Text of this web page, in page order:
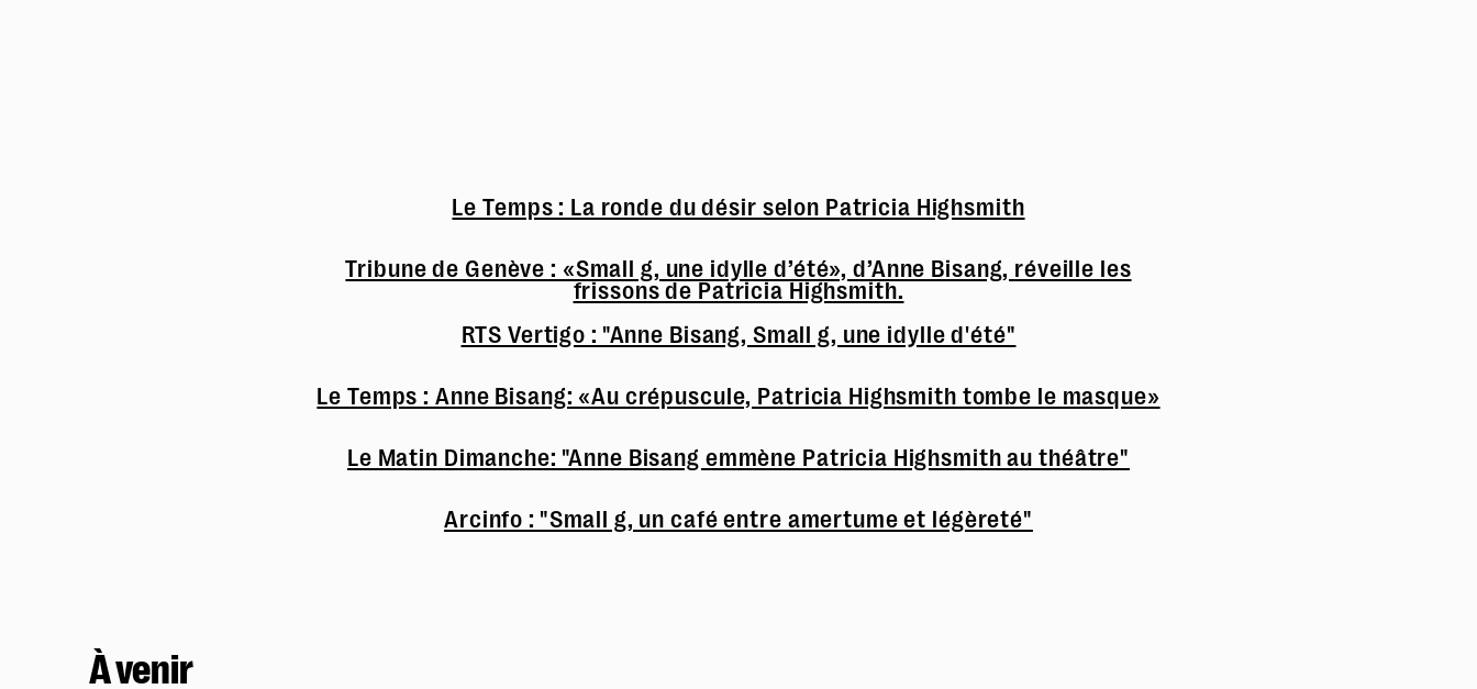
Le Temps : La ronde du désir selon Patricia Highsmith
Tribune de Genève : «Small g, une idylle d’été», d’Anne Bisang, réveille les
frissons de Patricia Highsmith.
RTS Vertigo : "Anne Bisang, Small g, une idylle d'été"
Le Temps : Anne Bisang: «Au crépuscule, Patricia Highsmith tombe le masque»
Le Matin Dimanche: "Anne Bisang emmène Patricia Highsmith au théâtre"
Arcinfo : "Small g, un café entre amertume et légèreté"
À venir